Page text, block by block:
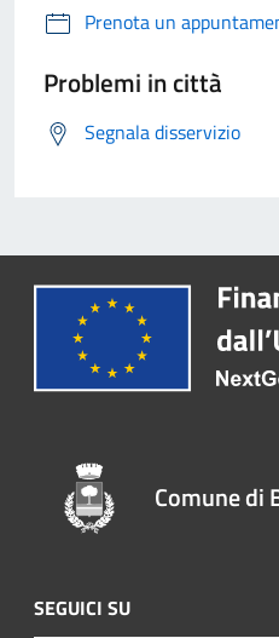
Prenota un
Problemi in città
Segnala disservizio
Comune di
SEGUICI SU